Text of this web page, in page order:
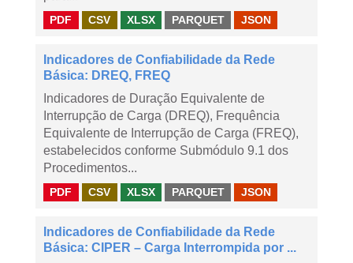
PDF CSV XLSX PARQUET JSON
Indicadores de Confiabilidade da Rede
Básica: DREQ, FREQ
Indicadores de Duração Equivalente de
Interrupção de Carga (DREQ), Frequência
Equivalente de Interrupção de Carga (FREQ),
estabelecidos conforme Submódulo 9.1 dos
Procedimentos...
PDF CSV XLSX PARQUET JSON
Indicadores de Confiabilidade da Rede
Básica: CIPER – Carga Interrompida por ...